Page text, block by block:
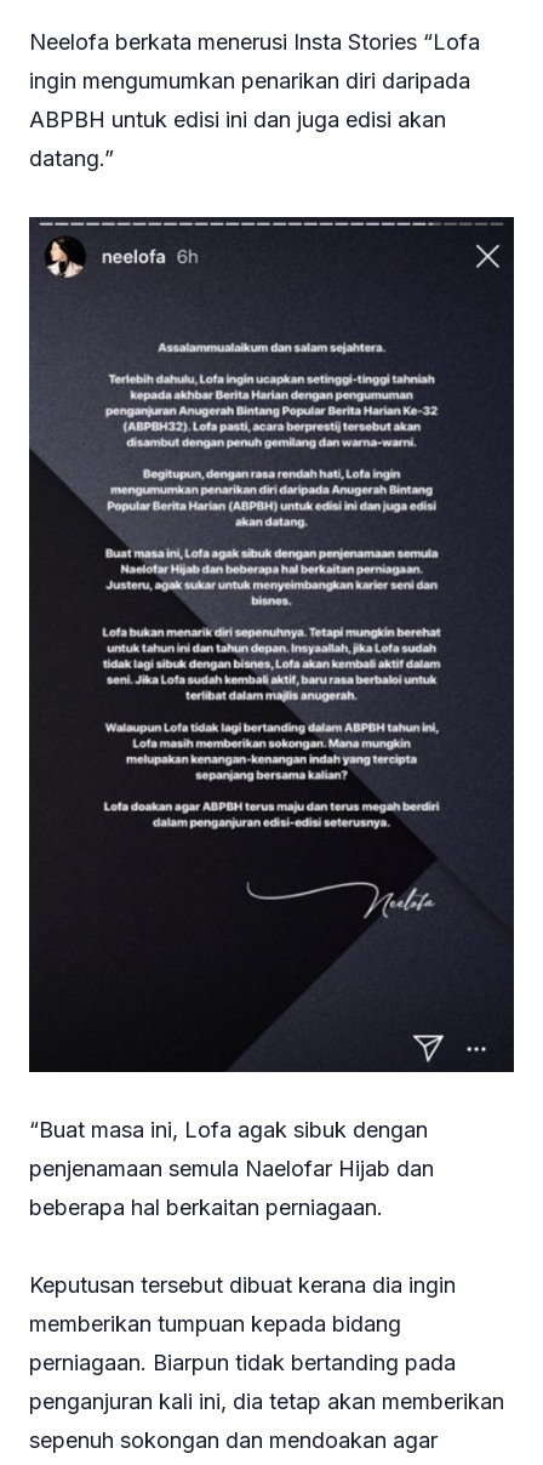
Neelofa berkata menerusi Insta Stories “Lofa
ingin mengumumkan penarikan diri daripada
ABPBH untuk edisi ini dan juga edisi akan
datang.”
“Buat masa ini, Lofa agak sibuk dengan
penjenamaan semula Naelofar Hijab dan
beberapa hal berkaitan perniagaan.
Keputusan tersebut dibuat kerana dia ingin
memberikan tumpuan kepada bidang
perniagaan. Biarpun tidak bertanding pada
penganjuran kali ini, dia tetap akan memberikan
sepenuh sokongan dan mendoakan agar